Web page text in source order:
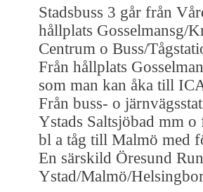
Stadsbuss 3 går från
hållplats Gosselmansg/
Centrum o Buss/
Från hållplats
som man kan åka till
Från buss- o
Ystads Saltsjöbad mm
bl a tåg till Malmö med
En särskild Öresund
Ystad/Malmö/